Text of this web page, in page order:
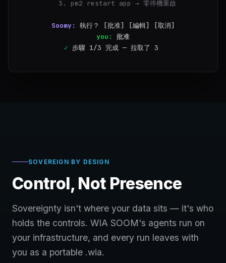
Soomy:
執行？ [批准] [編輯] [取消]
you:
批准
步驟 1/3 完成 — 拉取了 3 次提交 (a1b2c3d)
SOVEREIGN BY DESIGN
Control, Not Presence
Sovereignty isn't where your data sits — it's who
holds the controls. WIA SOOM's agents run on
your infrastructure, and every run leaves with
you as a portable .wia.